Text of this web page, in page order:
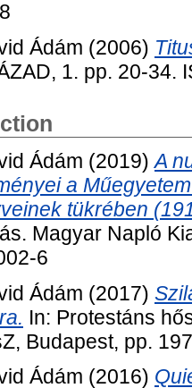
Ádám (2006)
1. pp. 20-34.
Ádám (2019)A
a
tükrében
Magyar Napló
6
Ádám (2017)
In: Protestáns
Budapest, pp.
Ádám (2016)